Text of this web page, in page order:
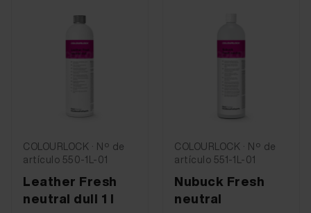
COLOURLOCK · Nº de
artículo 550-1L-01
Leather Fresh
neutral dull 1 l
COLOURLOCK · Nº de
artículo 551-1L-01
Nubuck Fresh
neutral